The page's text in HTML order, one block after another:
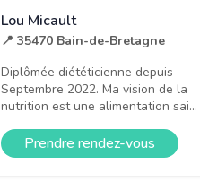
Lou Micault
📍 35470 Bain-de-Bretagne
Diplômée diététicienne depuis
Septembre 2022. Ma vision de la
nutrition est une alimentation sai...
Prendre rendez-vous